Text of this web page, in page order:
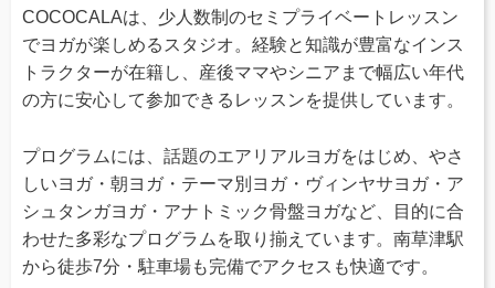
COCOCALAは、少人数制のセミプライベートレッスン
でヨガが楽しめるスタジオ。経験と知識が豊富なインス
トラクターが在籍し、産後ママやシニアまで幅広い年代
の方に安心して参加できるレッスンを提供しています。
プログラムには、話題のエアリアルヨガをはじめ、やさ
しいヨガ・朝ヨガ・テーマ別ヨガ・ヴィンヤサヨガ・ア
シュタンガヨガ・アナトミック骨盤ヨガなど、目的に合
わせた多彩なプログラムを取り揃えています。南草津駅
から徒歩7分・駐車場も完備でアクセスも快適です。